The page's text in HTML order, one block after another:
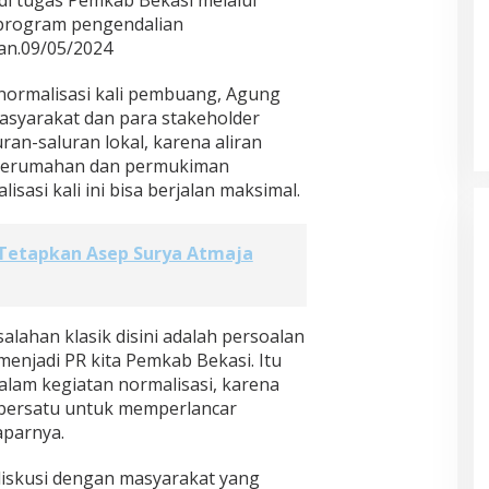
pengendalian
05/2024
kali pembuang, Agung
dan para stakeholder
saluran lokal, karena aliran
dan permukiman
kali ini bisa berjalan maksimal.
Asep Surya Atmaja
klasik disini adalah persoalan
PR kita Pemkab Bekasi. Itu
kegiatan normalisasi, karena
untuk memperlancar
dengan masyarakat yang